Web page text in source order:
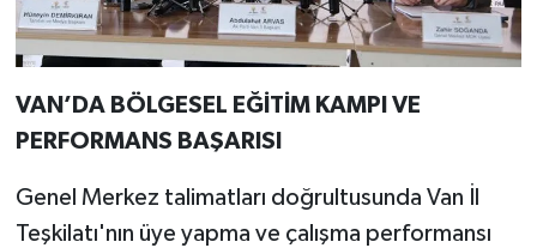
VAN’DA BÖLGESEL EĞİTİM KAMPI VE
PERFORMANS BAŞARISI
Genel Merkez talimatları doğrultusunda Van İl
Teşkilatı'nın üye yapma ve çalışma performansı